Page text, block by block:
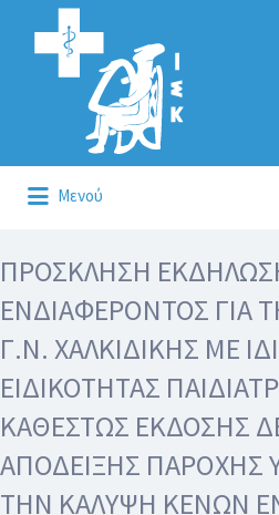
Αναζήτηση
για:
Μενού
για:
ΠΡΟΣΚΛΗΣΗ
ΕΝΔΙΑΦΕΡΟΝΤΟΣ ΓΙΑ
Γ.Ν. ΧΑΛΚΙΔΙΚΗΣ ΜΕ
ΕΙΔΙΚΟΤΗΤΑΣ
ΚΑΘΕΣΤΩΣ ΕΚΔΟΣΗΣ
ΑΠΟΔΕΙΞΗΣ ΠΑΡΟΧΗΣ
ΤΗΝ ΚΑΛΥΨΗ ΚΕΝΩΝ